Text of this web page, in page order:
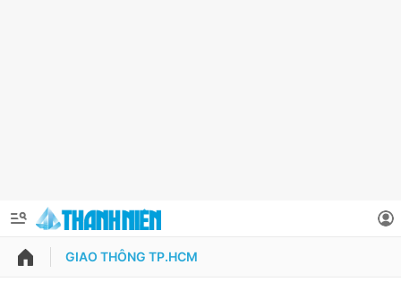
QUẢNG CÁO
GIAO THÔNG TP.HCM